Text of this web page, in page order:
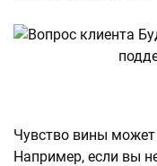
Чувство вины может
Например, если вы